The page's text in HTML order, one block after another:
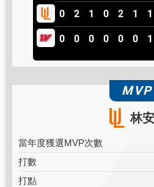
0 2 1 0 2 1 1
0 0 0 0 0 0 1
MVP
林
當年度獲選MVP次數
打數
打點